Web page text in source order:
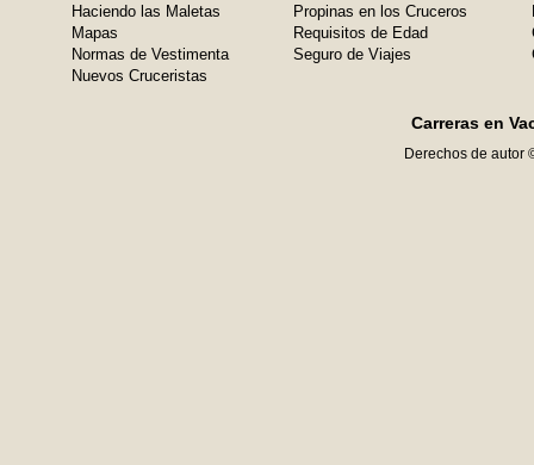
Haciendo las Maletas
Mapas
Normas de Vestimenta
Nuevos Cruceristas
Propinas en los Cruceros
Requisitos de Edad
Seguro de Viajes
Carreras en
Derechos de autor